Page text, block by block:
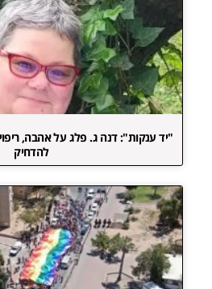
"יד ענקות": דנה ג. פלג על אהבה,
להדחיק